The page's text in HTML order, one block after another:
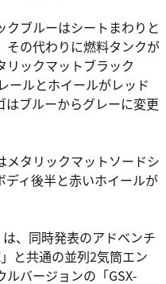
ブルーはシートまわりと
その代わりに燃料タンクが
リックマットブラック
ールとホイールがレッド
はブルーからグレーに変更
メタリックマットソードシ
ィ後半と赤いホイールが
、同時発表のアドベンチ
と共通の並列2気筒エン
バージョンの「GSX-